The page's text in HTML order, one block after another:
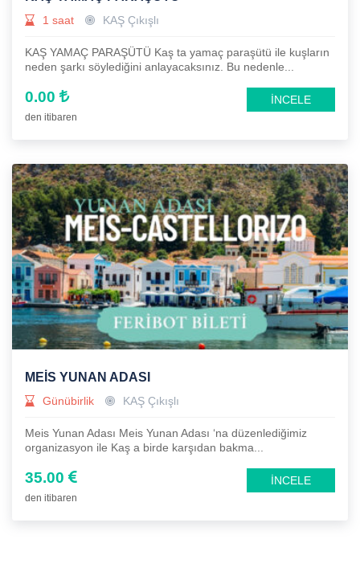
1 saat KAŞ Çıkışlı
KAŞ YAMAÇ PARAŞÜTÜ Kaş ta yamaç paraşütü ile kuşların
neden şarkı söylediğini anlayacaksınız. Bu nedenle...
0.00
den itibaren
İNCELE
MEİS YUNAN ADASI
Günübirlik KAŞ Çıkışlı
Meis Yunan Adası Meis Yunan Adası ‘na düzenlediğimiz
organizasyon ile Kaş a birde karşıdan bakma...
35.00
den itibaren
İNCELE